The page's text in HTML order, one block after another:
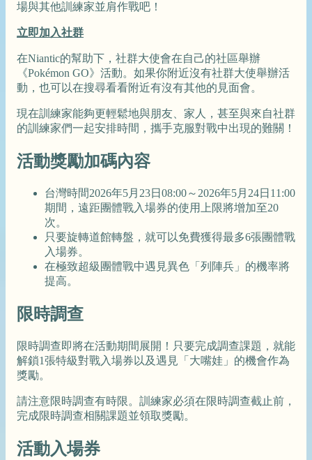
場與其他訓練家並肩作戰吧！
立即加入社群
在Niantic的幫助下，社群大使會在自己的社區舉辦
《Pokémon GO》活動。如果你附近沒有社群大使舉辦活
動，也可以在搜尋看看附近有沒有其他的見面會。
現在訓練家能夠更輕鬆地與朋友、家人，甚至與來自社群
的訓練家們一起安排時間，攜手克服對戰中出現的難關！
活動獎勵加碼內容
台灣時間2026年5月23日08:00～2026年5月24日11:00
期間，遠距團體戰入場券的使用上限將增加至20
次。
只要旋轉道館轉盤，就可以免費獲得最多6張團體戰
入場券。
在極致超級團體戰中遇見異色「列陣兵」的機率將
提高。
限時調查
限時調查即將在活動期間展開！只要完成調查課題，就能
解鎖1張特級對戰入場券以及遇見「大嘴娃」的機會作為
獎勵。
請注意限時調查有時限。訓練家必須在限時調查截止前，
完成限時調查相關課題並領取獎勵。
活動入場券